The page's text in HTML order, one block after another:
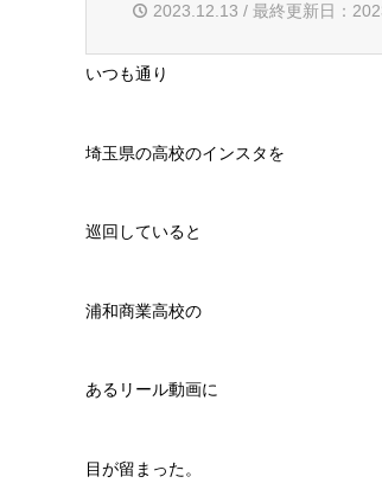
2023.12.13 / 最終更新日：
いつも通り
埼玉県の高校のインスタを
巡回していると
浦和商業高校の
あるリール動画に
目が留まった。